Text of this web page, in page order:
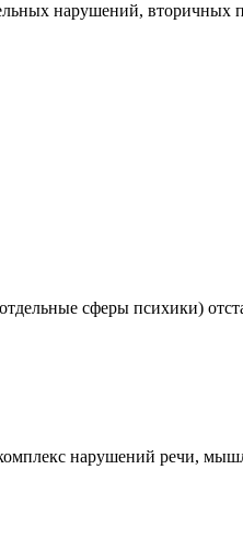
нарушений,
сферы психики)
нарушений речи,